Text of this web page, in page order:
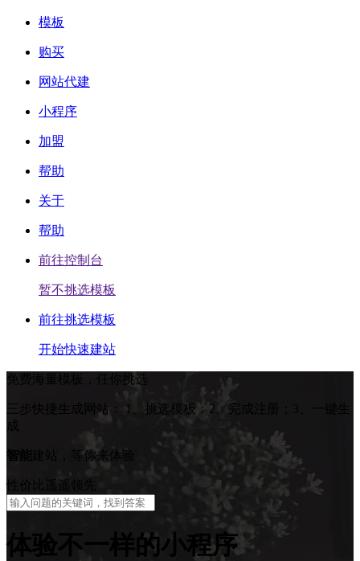
模板
购买
网站代建
小程序
加盟
帮助
关于
帮助
前往控制台
暂不挑选模板
前往挑选模板
开始快速建站
免费海量模板，任你挑选
三步快捷生成网站：
1、挑选模板；2、完成注册；3、一键生
成
智能 建站，等你来体验
性价比遥遥领先
体验 不一样 的小程序